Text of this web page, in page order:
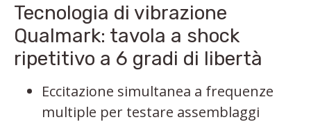
Tecnologia di vibrazione
Qualmark: tavola a shock
ripetitivo a 6 gradi di libertà
Eccitazione simultanea a frequenze
multiple per testare assemblaggi